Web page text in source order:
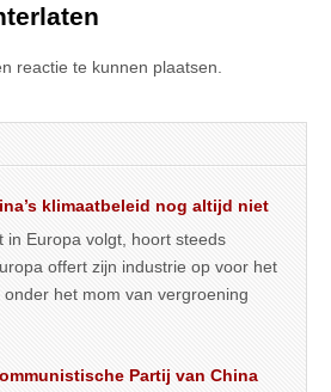
reactie te kunnen plaatsen.
klimaatbeleid nog altijd niet
in Europa volgt, hoort steeds
offert zijn industrie op voor het
het mom van vergroening
Partij van China